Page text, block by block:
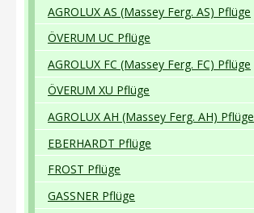
AGROLUX AS (Massey Ferg. AS) Pflüge
ÖVERUM UC Pflüge
AGROLUX FC (Massey Ferg. FC) Pflüge
ÖVERUM XU Pflüge
AGROLUX AH (Massey Ferg. AH) Pflüge
EBERHARDT Pflüge
FROST Pflüge
GASSNER Pflüge